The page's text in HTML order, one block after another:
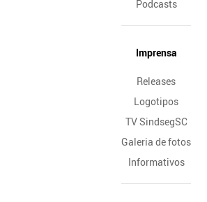
Podcasts
Imprensa
Releases
Logotipos
TV SindsegSC
Galeria de fotos
Informativos